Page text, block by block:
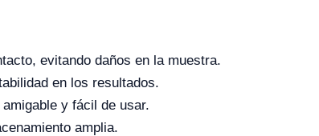
evitando daños en la muestra.
en los resultados.
y fácil de usar.
amplia.